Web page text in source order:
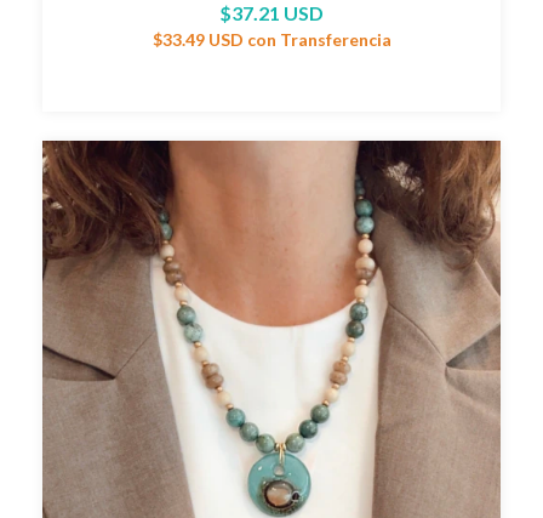
$37.21 USD
$33.49 USD con Transferencia